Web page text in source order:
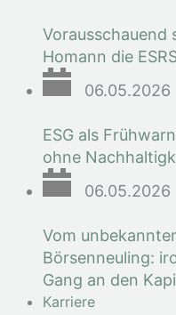
Homann die
06.05.2026
ESG als
ohne
06.05.2026
Vom
Börsenneuling:
Gang an den
Karriere